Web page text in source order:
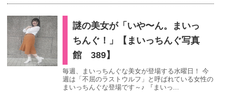
謎の美女が「いや〜ん。まいっ
ちんぐ！」【まいっちんぐ写真
館 389】
毎週、まいっちんぐな美女が登場する水曜日！ 今
週は「不屈のラストウルフ」と呼ばれている女性の
まいっちんぐな登場です～♪ 『まいっ...